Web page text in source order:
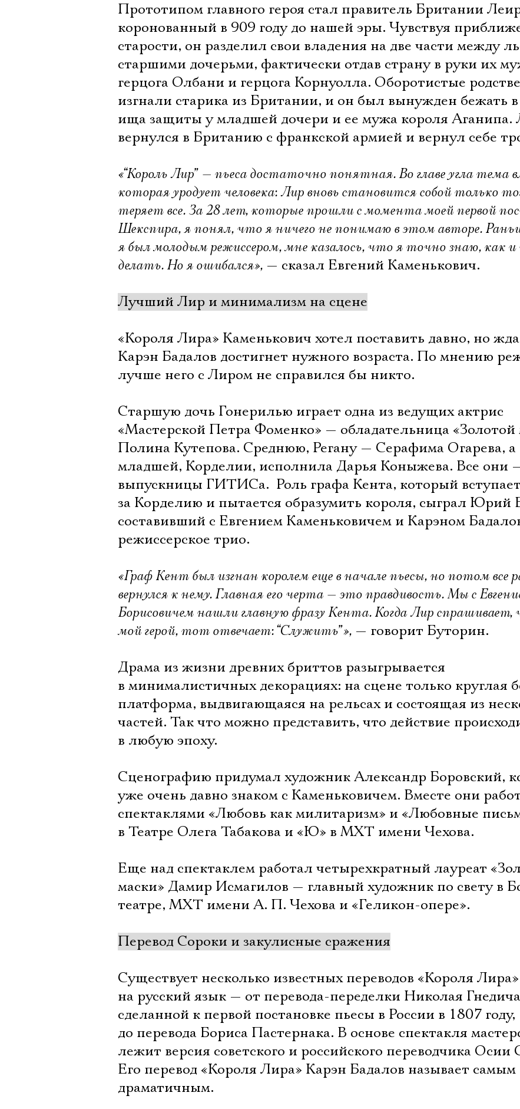
Прототипом главного героя стал правитель Британии
коронованный в 909 году до нашей эры. Чувствуя
старости, он разделил свои владения на две части между
старшими дочерьми, фактически отдав страну в руки их
герцога Олбани и герцога Корнуолла. Оборотистые
изгнали старика из Британии, и он был вынужден бежать
ища защиты у младшей дочери и ее мужа короля Аганипа.
вернулся в Британию с франкской армией и вернул себе
«“Король Лир” — пьеса достаточно понятная. Во главе угла тема
которая уродует человека: Лир вновь становится собой только
теряет все. За 28 лет, которые прошли с момента моей первой
Шекспира, я понял, что я ничего не понимаю в этом авторе.
я был молодым режиссером, мне казалось, что я точно знаю, как
делать. Но я ошибался», — сказал Евгений Каменькович.
Лучший Лир и минимализм на сцене
«Короля Лира» Каменькович хотел поставить давно, но
Карэн Бадалов достигнет нужного возраста. По мнению
лучше него с Лиром не справился бы никто.
Старшую дочь Гонерилью играет одна из ведущих актрис
«Мастерской Петра Фоменко» — обладательница «Золотой
Полина Кутепова. Среднюю, Регану — Серафима Огарева, а
младшей, Корделии, исполнила Дарья Коныжева. Все они
выпускницы ГИТИСа. Роль графа Кента, который
за Корделию и пытается образумить короля, сыграл Юрий
составивший с Евгением Каменьковичем и Карэном
режиссерское трио.
«Граф Кент был изгнан королем еще в начале пьесы, но потом все
вернулся к нему. Главная его черта — это правдивость. Мы с
Борисовичем нашли главную фразу Кента. Когда Лир спрашивает,
мой герой, тот отвечает: “Служить”», — говорит Буторин.
Драма из жизни древних бриттов разыгрывается
в минималистичных декорациях: на сцене только круглая
платформа, выдвигающаяся на рельсах и состоящая из
частей. Так что можно представить, что действие
в любую эпоху.
Сценографию придумал художник Александр Боровский,
уже очень давно знаком с Каменьковичем. Вместе они
спектаклями «Любовь как милитаризм» и «Любовные
в Театре Олега Табакова и «Ю» в МХТ имени Чехова.
Еще над спектаклем работал четырехкратный лауреат
маски» Дамир Исмагилов — главный художник по свету в
театре, МХТ имени А. П. Чехова и «Геликон-опере».
Перевод Сороки и закулисные сражения
Существует несколько известных переводов «Короля Лира»
на русский язык — от перевода-переделки Николая
сделанной к первой постановке пьесы в России в 1807 году,
до перевода Бориса Пастернака. В основе спектакля
лежит версия советского и российского переводчика Осии
Его перевод «Короля Лира» Карэн Бадалов называет самым
драматичным.